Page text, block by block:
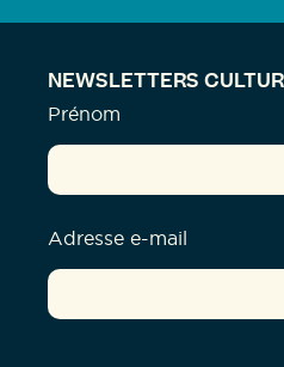
NEWSLETTERS
Prénom
Adresse e-mail